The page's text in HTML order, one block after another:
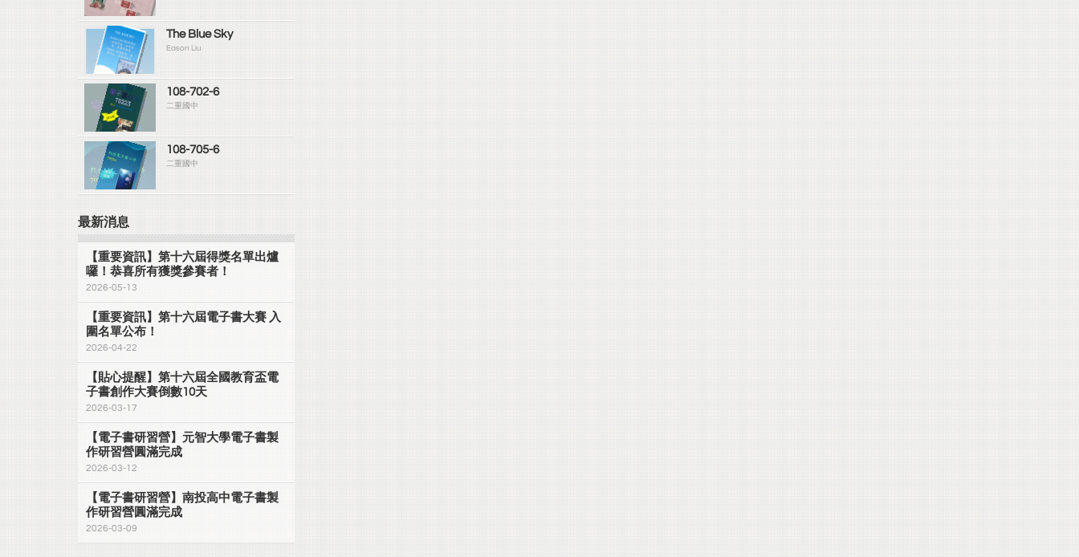
The Blue Sky
Eason Liu
108-702-6
二重國中
108-705-6
二重國中
最新消息
【重要資訊】第十六屆得獎名單出爐
囉！恭喜所有獲獎參賽者！
2026-05-13
【重要資訊】第十六屆電子書大賽 入
圍名單公布！
2026-04-22
【貼心提醒】第十六屆全國教育盃電
子書創作大賽倒數10天
2026-03-17
【電子書研習營】元智大學電子書製
作研習營圓滿完成
2026-03-12
【電子書研習營】南投高中電子書製
作研習營圓滿完成
2026-03-09